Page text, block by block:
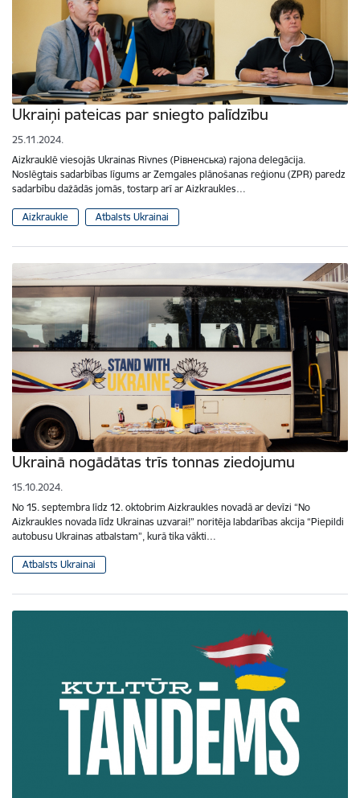
Ukraiņi pateicas par sniegto palīdzību
25.11.2024.
Aizkrauklē viesojās Ukrainas Rivnes (Рівненська) rajona delegācija.
Noslēgtais sadarbības līgums ar Zemgales plānošanas reģionu (ZPR) paredz
sadarbību dažādās jomās, tostarp arī ar Aizkraukles…
Aizkraukle Atbalsts Ukrainai
Ukrainā nogādātas trīs tonnas ziedojumu
15.10.2024.
No 15. septembra līdz 12. oktobrim Aizkraukles novadā ar devīzi “No
Aizkraukles novada līdz Ukrainas uzvarai!” noritēja labdarības akcija “Piepildi
autobusu Ukrainas atbalstam”, kurā tika vākti…
Atbalsts Ukrainai